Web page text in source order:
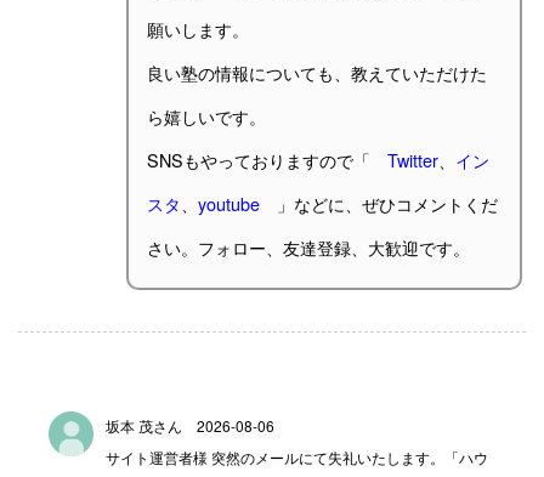
願いします。
良い塾の情報についても、教えていただけた
ら嬉しいです。
SNSもやっておりますので「 Twitter、 イン
スタ
youtube」などに、ぜひコメントくだ
さい。フォロー、友達登録、大歓迎です。
坂本 茂さん 2026-08-06
サイト運営者様 突然のメールにて失礼いたします。「ハウ